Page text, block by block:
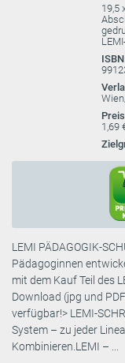
19,5
ISBN
1,69
LEMI PÄDAGOGIK-
Pädagoginnen
mit dem Kauf Teil des
Download (jpg und
verfügbar!> LEMI-
System – zu jeder
Kombinieren.LEMI – ...